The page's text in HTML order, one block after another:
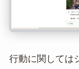
行動に関しては